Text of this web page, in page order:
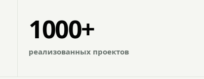
1000+
реализованных проектов